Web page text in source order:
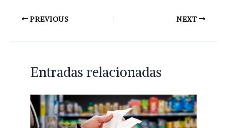
PREVIOUS NEXT
Entradas relacionadas